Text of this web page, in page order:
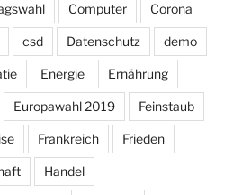
Computer Corona
csd Datenschutz demo
Energie Ernährung
Europawahl 2019 Feinstaub
Frankreich Frieden
Handel